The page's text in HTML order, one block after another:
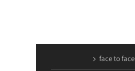
face to face